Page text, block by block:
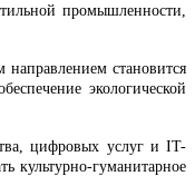
промышленности,
становится
экологической
цифровых услуг и IT-
культурно-гуманитарное